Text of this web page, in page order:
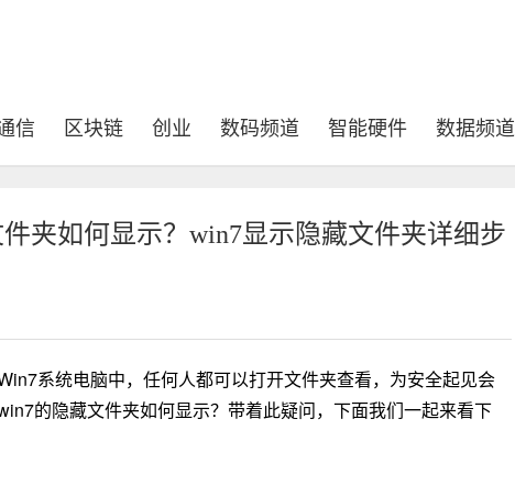
信 区块链 创业 数码频道 智能硬件 数据频道
夹如何显示？win7显示隐藏文件夹详细步
系统电脑中，任何人都可以打开文件夹查看，为安全起见会
的隐藏文件夹如何显示？带着此疑问，下面我们一起来看下